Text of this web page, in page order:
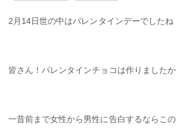
2月14日世の中はバレンタインデーでしたね
皆さん！バレンタインチョコは作りましたか
一昔前まで女性から男性に告白するならこ